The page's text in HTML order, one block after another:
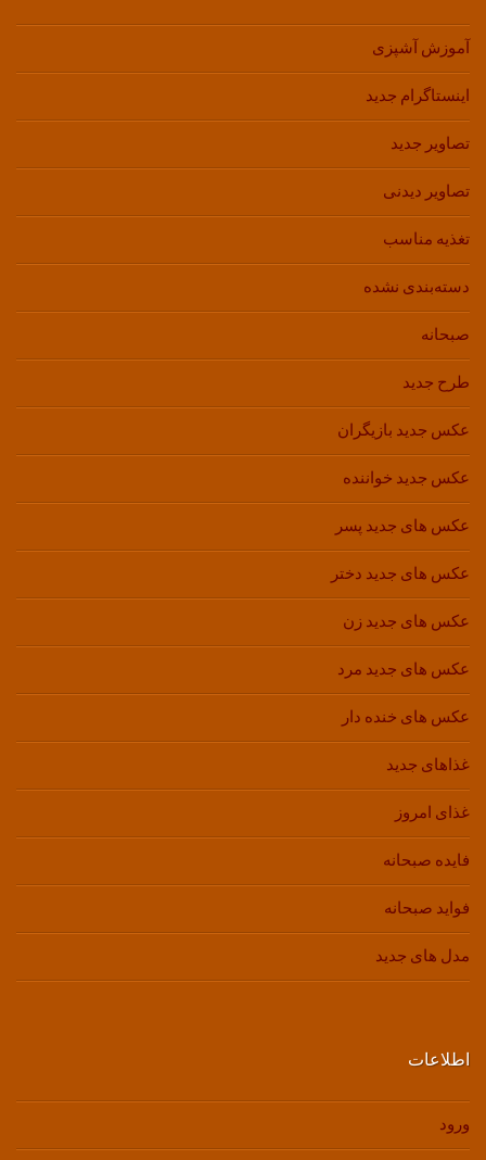
آموزش آشپزی
اینستاگرام جدید
تصاویر جدید
تصاویر دیدنی
تغذیه مناسب
دسته‌بندی نشده
صبحانه
طرح جدید
عکس جدید بازیگران
عکس جدید خواننده
عکس های جدید پسر
عکس های جدید دختر
عکس های جدید زن
عکس های جدید مرد
عکس های خنده دار
غذاهای جدید
غذای امروز
فایده صبحانه
فواید صبحانه
مدل های جدید
اطلاعات
ورود